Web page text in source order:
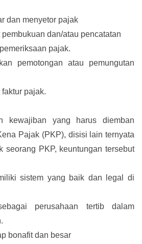
dan menyetor pajak
dan/atau pencatatan
pajak.
pemotongan atau pemungutan
pajak.
kewajiban yang harus diemban
Pajak (PKP), disisi lain ternyata
seorang PKP, keuntungan tersebut
sistem yang baik dan legal di
perusahaan tertib dalam
bonafit dan besar